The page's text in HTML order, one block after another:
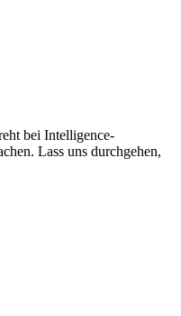
bei Intelligence-
Lass uns durchgehen,